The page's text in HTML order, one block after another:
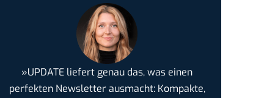
»UPDATE liefert genau das, was einen
perfekten Newsletter ausmacht: Kompakte,